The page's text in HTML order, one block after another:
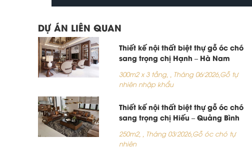
DỰ ÁN LIÊN QUAN
Thiết kế nội thất biệt thự gỗ óc chó
sang trọng chị Hạnh – Hà Nam
300m2 x 3 tầng, Tháng 06/2026,Gỗ tự
nhiên nhập khẩu
Thiết kế nội thất biệt thự gỗ óc chó
sang trọng chị Hiếu – Quảng Bình
250m2, Tháng 03/2026,Gỗ óc chó tự
nhiên